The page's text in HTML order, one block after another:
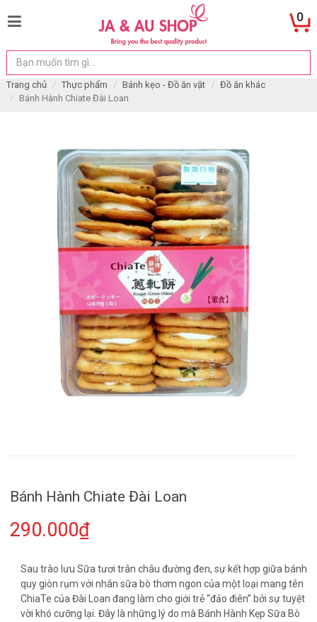
0
Trang chủ Thực phẩm Bánh kẹo - Đồ ăn vặt
Đồ ăn khác
Bánh Hành Chiate Đài Loan
Bánh Hành Chiate Đài Loan
290.000₫
Sau trào lưu Sữa tươi trân châu đường đen, sự kết hợp giữa bánh
quy giòn rụm với nhân sữa bò thơm ngon của một loại mang tên
ChiaTe của Đài Loan đang làm cho giới trẻ “đảo điên” bởi sự tuyệt
vời khó cưỡng lại. Đây là những lý do mà Bánh Hành Kẹp Sữa Bò